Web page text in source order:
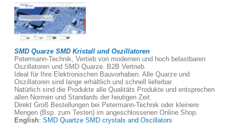
SMD Quarze SMD Kristall und Oszillatoren
Petermann-Technik, Vertieb von modernen und hoch belastbaren
Oszillatoren und SMD Quarze. B2B Vertrieb.
Ideal für Ihre Elektronischen Bauvorhaben. Alle Quarze und
Oszillatoren sind lange erhältlich und schnell lieferbar.
Natürlich sind die Produkte alle Qualitäts Produkte und entsprechen
allen Normen und Standards der heutigen Zeit.
Direkt Groß Bestellungen bei Petermann-Technik oder kleinere
Mengen (Bsp. zum Testen) im angeschlossenen Online Shop.
English: SMD Quartze SMD crystals and Oscillators